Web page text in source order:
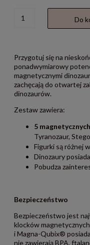
Do
Przygotuj się na
ponadwymiarowy
magnetycznymi
zachęcają do otwartej
dinozaurów.
Zestaw zawiera:
5
Tyranozaur,
Figurki są różnej
Dinozaury
Pobudza
Bezpieczeństwo
Bezpieczeństwo jest
klocków
i Magna-Qubix®
nie zawierają BPA,